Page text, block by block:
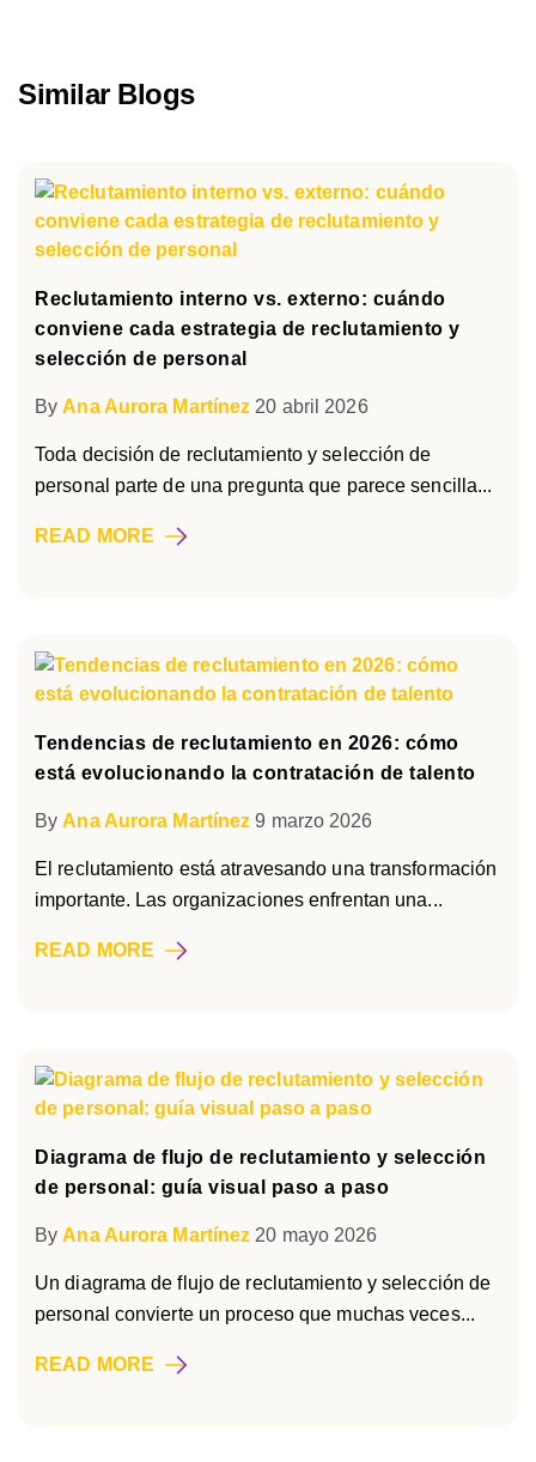
Similar Blogs
Reclutamiento interno vs. externo: cuándo
conviene cada estrategia de reclutamiento y
selección de personal
By Ana Aurora Martínez 20 abril 2026
Toda decisión de reclutamiento y selección de
personal parte de una pregunta que parece sencilla...
READ MORE
Tendencias de reclutamiento en 2026: cómo
está evolucionando la contratación de talento
By Ana Aurora Martínez 9 marzo 2026
El reclutamiento está atravesando una transformación
importante. Las organizaciones enfrentan una...
READ MORE
Diagrama de flujo de reclutamiento y selección
de personal: guía visual paso a paso
By Ana Aurora Martínez 20 mayo 2026
Un diagrama de flujo de reclutamiento y selección de
personal convierte un proceso que muchas veces...
READ MORE